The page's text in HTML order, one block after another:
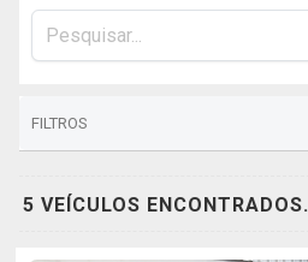
FILTROS
5 VEÍCULOS ENCONTRADOS.